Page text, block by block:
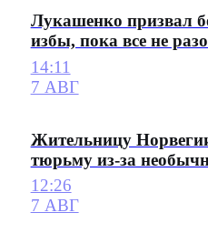
Лукашенко призвал
избы, пока все не
14:11
7 АВГ
Жительницу
тюрьму из-за
12:26
7 АВГ